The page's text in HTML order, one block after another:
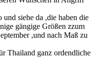
siehe da ,die haben die
gängige Größen zzum
,und nach Maß zu
Thailand ganz ordendliche